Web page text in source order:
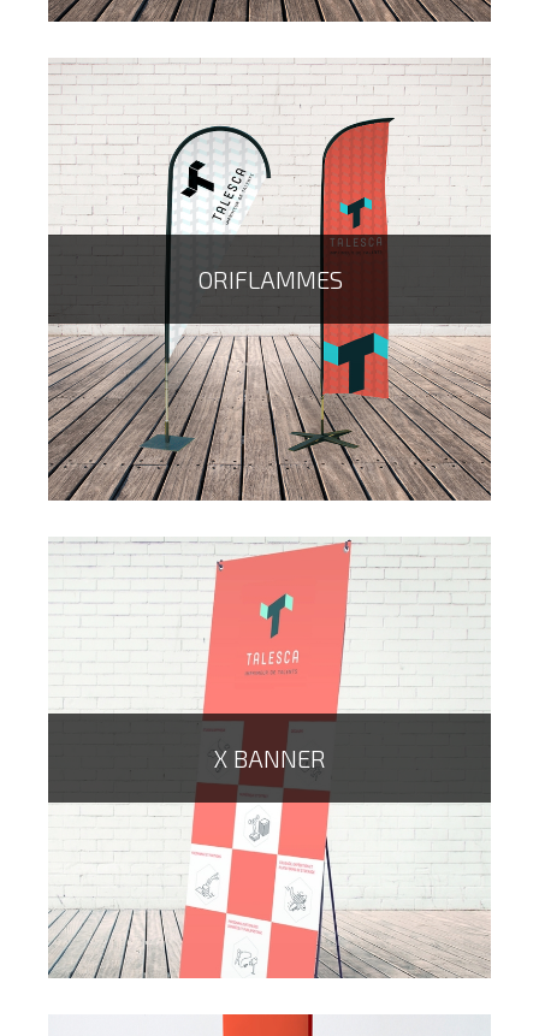
Le stand parapluie, de part sa taille permet d'être
largement visible au loin sur un salon notamment...de
forme droite ou courbé en différents formats, le mur
d'image trouvera forcément une place dans votre
communication !
ORIFLAMMES
Sous forme de goutte ou de plume, l'oriflamme est
l'outil indispensable pour être visible sur un salon, un
trottoir ou à l'intérieur de l'entreprise.
Différents formats et pieds existent pour répondre à
l'ensemble de vos besoins...
X BANNER